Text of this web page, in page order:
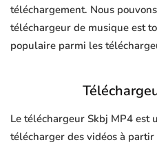
téléchargement. Nous
téléchargeur de musique est
populaire parmi les
Le téléchargeur Skbj MP4 est
télécharger des vidéos à